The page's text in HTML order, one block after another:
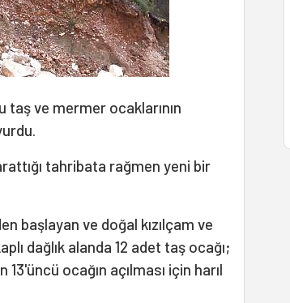
ve mermer ocaklarının
tahribata rağmen yeni bir
başlayan ve doğal kızılçam ve
dağlık alanda 12 adet taş ocağı;
ocağın açılması için harıl